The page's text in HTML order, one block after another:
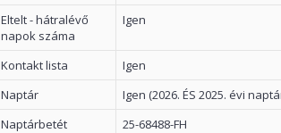
Eltelt - hátralévő
napok száma
Igen
Kontakt lista
Igen
Naptár
Igen (2026. ÉS 2025. évi
Naptárbetét
25-68488-FH